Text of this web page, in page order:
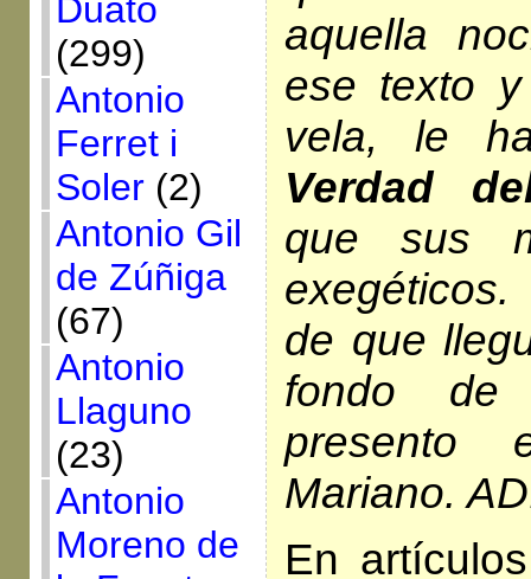
Duato
(299)
Antonio
Ferret i
Soler(2)
Antonio Gil
de Zúñiga
(67)
Antonio
Llaguno
(23)
Antonio
Moreno de
aquella
ese texto
vela, le
Verdad
que sus
de que
fondo
presento
Mariano.
En